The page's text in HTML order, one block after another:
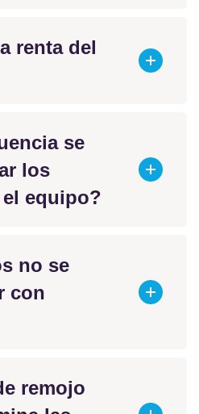
renta del
se
los
equipo?
no se
con
remojo